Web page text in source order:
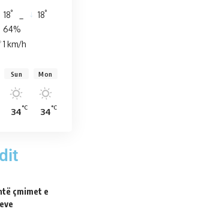
18° 18°
64%
1 km/h
Sun
34°C
Mon
34°C
çmimet e